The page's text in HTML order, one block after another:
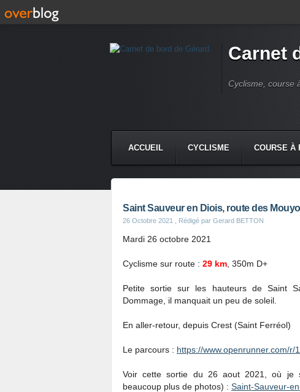
Carnet
Cyclisme, course
ACCUEIL CYCLISME COURSE À
Saint Sauveur en Diois, route des
26 Octobre 2021 , Rédigé par Gerard BETTON
Mardi 26 octobre 2021
Cyclisme sur route : 29 km , 350m D+
Petite sortie sur les hauteurs de Saint
Dommage, il manquait un peu de soleil.
En aller-retour, depuis Crest (Saint Ferréol)
Le parcours : https://www.openrunner.com/r/
Voir cette sortie du 26 aout 2021, où je
beaucoup plus de photos) : Saint-Sauveur-